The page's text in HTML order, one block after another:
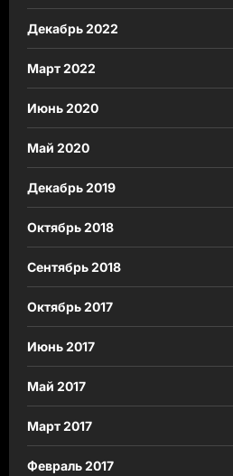
Декабрь 2022
Март 2022
Июнь 2020
Май 2020
Декабрь 2019
Октябрь 2018
Сентябрь 2018
Октябрь 2017
Июнь 2017
Май 2017
Март 2017
Февраль 2017